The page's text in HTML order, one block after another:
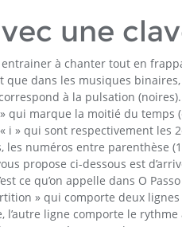
une
entrainer à chanter tout en
que dans les musiques
à la pulsation (noires).
qui marque la moitié du temps
i » qui sont respectivement les
les numéros entre parenthèse
propose ci-dessous est
ce qu’on appelle dans O
» qui comporte deux
l’autre ligne comporte le